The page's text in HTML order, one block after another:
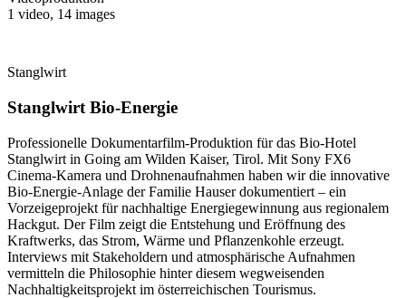
1 video, 14 images
Stanglwirt
Stanglwirt Bio-Energie
Professionelle Dokumentarfilm-Produktion für das Bio-Hotel
Stanglwirt in Going am Wilden Kaiser, Tirol. Mit Sony FX6
Cinema-Kamera und Drohnenaufnahmen haben wir die innovative
Bio-Energie-Anlage der Familie Hauser dokumentiert – ein
Vorzeigeprojekt für nachhaltige Energiegewinnung aus regionalem
Hackgut. Der Film zeigt die Entstehung und Eröffnung des
Kraftwerks, das Strom, Wärme und Pflanzenkohle erzeugt.
Interviews mit Stakeholdern und atmosphärische Aufnahmen
vermitteln die Philosophie hinter diesem wegweisenden
Nachhaltigkeitsprojekt im österreichischen Tourismus.